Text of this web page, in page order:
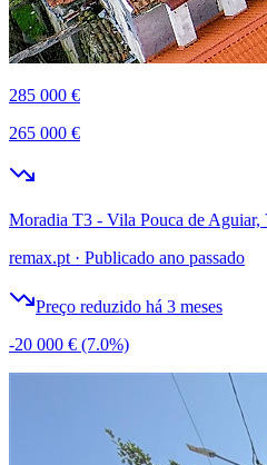
285 000 €
265 000 €
Moradia T3 - Vila Pouca de
remax.pt · Publicado ano passado
Preço reduzido há 3 meses
-20 000 € (7.0%)